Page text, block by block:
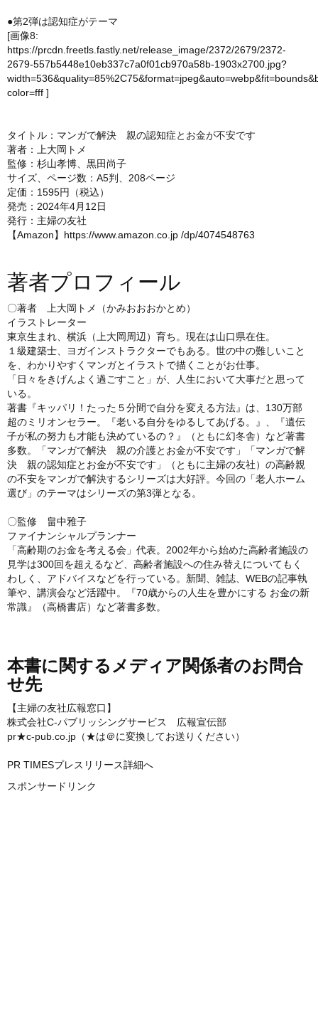
●第2弾は認知症がテーマ
[画像8:
https://prcdn.freetls.fastly.net/release_image/2372/2679/2372-
2679-557b5448e10eb337c7a0f01cb970a58b-1903x2700.jpg?
color=fff ]
タイトル：マンガで解決 親の認知症とお金が不安です
著者：上大岡トメ
監修：杉山孝博、黒田尚子
サイズ、ページ数：A5判、208ページ
定価：1595円（税込）
発売：2024年4月12日
発行：主婦の友社
【Amazon】 https://www.amazon.co.jp /dp/4074548763
著者プロフィール
〇著者 上大岡トメ（かみおおおかとめ）
イラストレーター
東京生まれ、横浜（上大岡周辺）育ち。現在は山口県在住。
１級建築士、ヨガインストラクターでもある。世の中の難しいこと
を、わかりやすくマンガとイラストで描くことがお仕事。
「日々をきげんよく過ごすこと」が、人生において大事だと思って
いる。
著書『キッパリ！たった５分間で自分を変える方法』は、130万部
超のミリオンセラー。『老いる自分をゆるしてあげる。』、『遺伝
子が私の努力も才能も決めているの？』（ともに幻冬舎）など著書
多数。「マンガで解決 親の介護とお金が不安です」「マンガで解
決 親の認知症とお金が不安です」（ともに主婦の友社）の高齢親
の不安をマンガで解決するシリーズは大好評。今回の「老人ホーム
選び」のテーマはシリーズの第3弾となる。
〇監修 畠中雅子
ファイナンシャルプランナー
「高齢期のお金を考える会」代表。2002年から始めた高齢者施設の
見学は300回を超えるなど、高齢者施設への住み替えについてもく
わしく、アドバイスなどを行っている。新聞、雑誌、WEBの記事執
筆や、講演会など活躍中。『70歳からの人生を豊かにする お金の新
常識』（高橋書店）など著書多数。
本書に関するメディア関係者のお問合
せ先
【主婦の友社広報窓口】
株式会社C-パブリッシングサービス 広報宣伝部
pr★c-pub.co.jp（★は＠に変換してお送りください）
PR TIMESプレスリリース詳細へ
スポンサードリンク